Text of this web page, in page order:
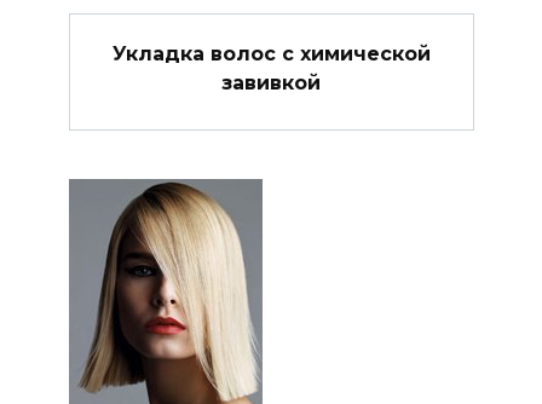
Укладка волос с химической
завивкой